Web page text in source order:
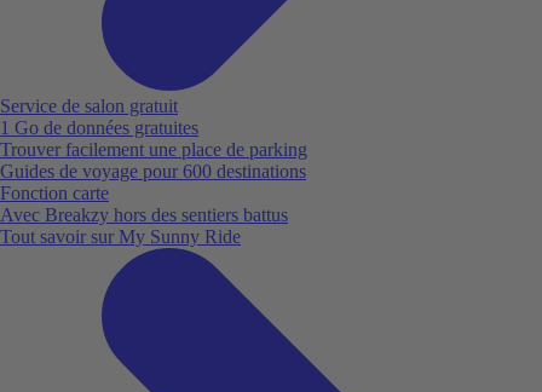
Service de salon gratuit
1 Go de données gratuites
Trouver facilement une place de parking
Guides de voyage pour 600 destinations
Fonction carte
Avec Breakzy hors des sentiers battus
Tout savoir sur My Sunny Ride